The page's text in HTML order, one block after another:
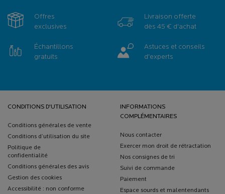
Offres
exclusives
Livraison offerte
dès 45 € d'achat
Échantillons
gratuits
Astuces et conseils
d'experts
CONDITIONS D'UTILISATION
Conditions générales de vente
Conditions d’utilisation du site
Politique de
confidentialité
Conditions générales des avis
Gestion des cookies
Accessibilité : non conforme
INFORMATIONS
COMPLÉMENTAIRES
Nous contacter
Exercer mon droit de rétractation
Nos consignes de tri
Suivi de commande
Paiement
Espace sourds et malentendants